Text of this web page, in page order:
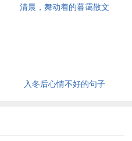
清晨，舞动着的暮霭散文
入冬后心情不好的句子